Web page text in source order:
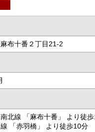
布十番２丁目21-2
北線 「麻布十番」 より徒
「赤羽橋」 より徒歩10分